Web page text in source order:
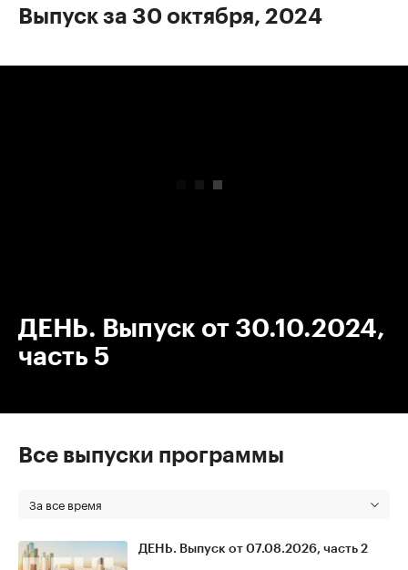
Выпуск за 30 октября, 2024
ДЕНЬ. Выпуск от 30.10.2024,
часть 5
Все выпуски программы
За все время
ДЕНЬ. Выпуск от 07.08.2026, часть 2